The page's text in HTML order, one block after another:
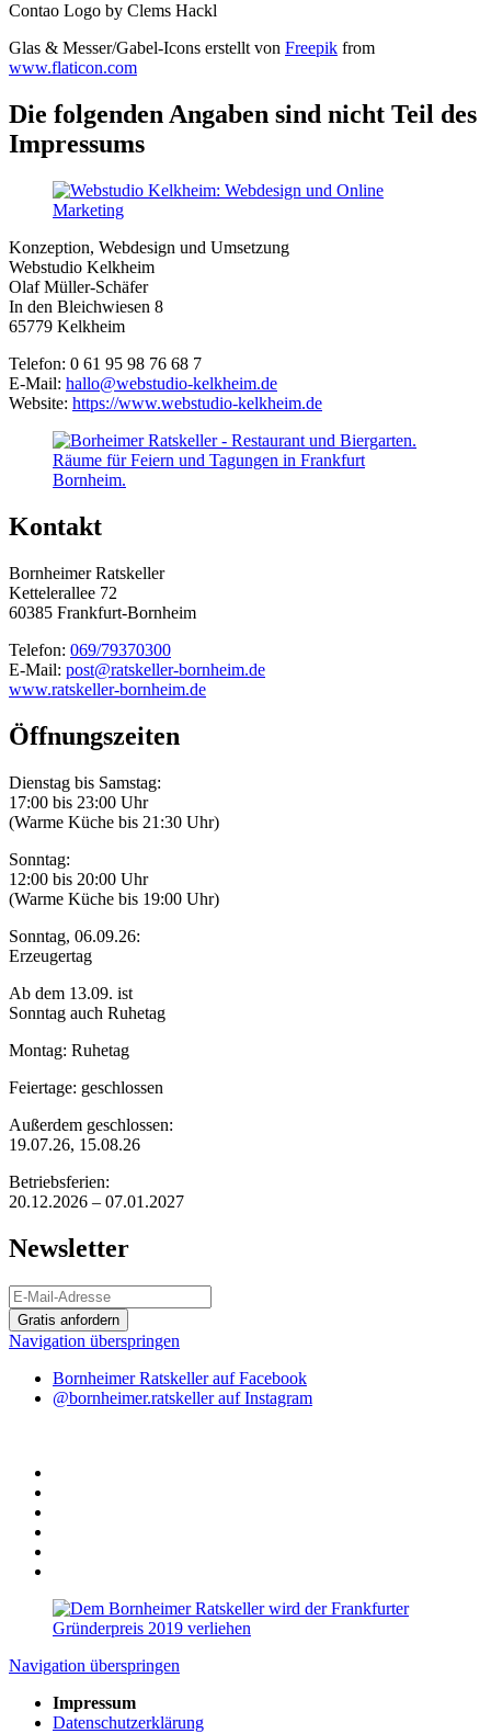
Contao Logo by Clems Hackl
Glas & Messer/Gabel-Icons erstellt von Freepik from
www.flaticon.com
Die folgenden Angaben sind nicht Teil des
Impressums
Konzeption, Webdesign und Umsetzung
Webstudio Kelkheim
Olaf Müller-Schäfer
In den Bleichwiesen 8
65779 Kelkheim
Telefon: 0 61 95 98 76 68 7
E-Mail: hallo@webstudio-kelkheim.de
Website: https://www.webstudio-kelkheim.de
Kontakt
Bornheimer Ratskeller
Kettelerallee 72
60385 Frankfurt-Bornheim
Telefon: 069/79370300
E-Mail: post@ratskeller-bornheim.de
www.ratskeller-bornheim.de
Öffnungszeiten
Dienstag bis Samstag:
17:00 bis 23:00 Uhr
(Warme Küche bis 21:30 Uhr)
Sonntag:
12:00 bis 20:00 Uhr
(Warme Küche bis 19:00 Uhr)
Sonntag, 06.09.26:
Erzeugertag
Ab dem 13.09. ist
Sonntag auch Ruhetag
Montag: Ruhetag
Feiertage: geschlossen
Außerdem geschlossen:
19.07.26, 15.08.26
Betriebsferien:
20.12.2026 – 07.01.2027
Newsletter
Gratis anfordern
Navigation überspringen
Bornheimer Ratskeller auf Facebook
@bornheimer.ratskeller auf Instagram
Navigation überspringen
Impressum
Datenschutzerklärung